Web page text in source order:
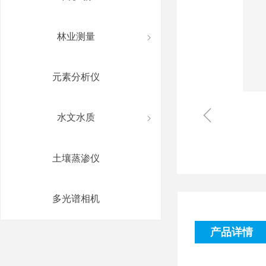
ꁆ
产品详情
ꁇ
林业测量
元素分析仪
ꁇ
水文水质
土壤蒸渗仪
多光谱相机